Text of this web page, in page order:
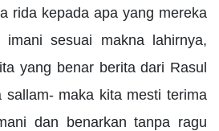
rida kepada apa yang mereka
sesuai makna lahirnya,
yang benar berita dari Rasul
sallam- maka kita mesti terima
dan benarkan tanpa ragu